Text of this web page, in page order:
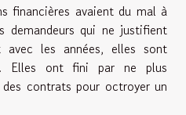
financières avaient du mal à
demandeurs qui ne justifient
les années, elles sont
Elles ont fini par ne plus
contrats pour octroyer un